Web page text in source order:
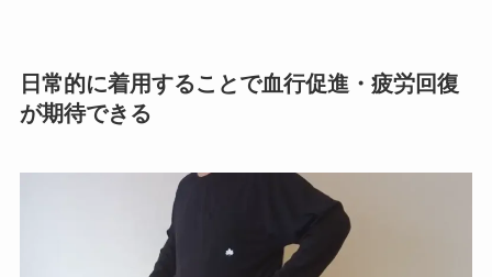
日常的に着用することで血行促進・疲労回復
が期待できる